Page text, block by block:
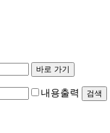
내용출력